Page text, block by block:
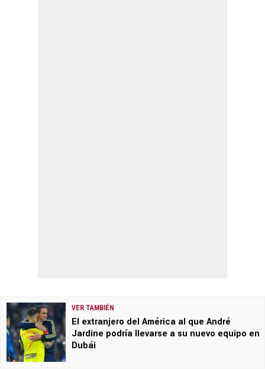
VER TAMBIÉN
El extranjero del América al que André
Jardine podría llevarse a su nuevo equipo en
Dubái